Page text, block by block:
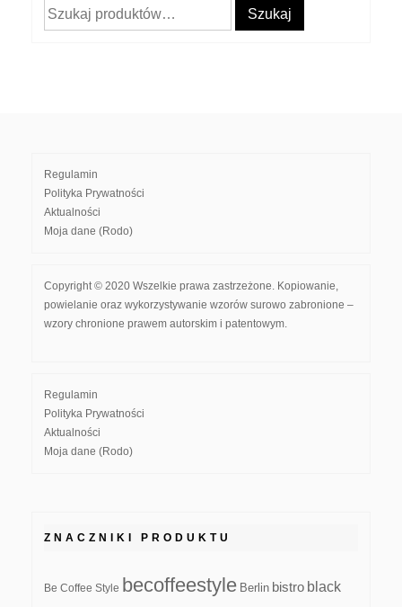
Szukaj: Szukaj
Regulamin
Polityka Prywatności
Aktualności
Moja dane (Rodo)
Copyright © 2020 Wszelkie prawa zastrzeżone. Kopiowanie,
powielanie oraz wykorzystywanie wzorów surowo zabronione –
wzory chronione prawem autorskim i patentowym.
Regulamin
Polityka Prywatności
Aktualności
Moja dane (Rodo)
ZNACZNIKI PRODUKTU
Be Coffee Style becoffeestyle Berlin bistro black